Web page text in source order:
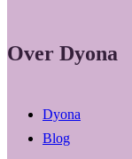
Over Dyona
Dyona
Blog